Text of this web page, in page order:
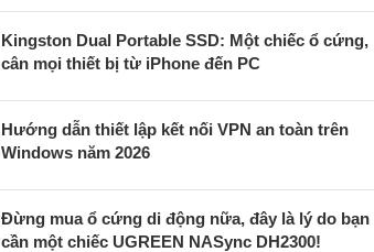
Kingston Dual Portable SSD: Một chiếc ổ cứng,
cân mọi thiết bị từ iPhone đến PC
Hướng dẫn thiết lập kết nối VPN an toàn trên
Windows năm 2026
Đừng mua ổ cứng di động nữa, đây là lý do bạn
cần một chiếc UGREEN NASync DH2300!